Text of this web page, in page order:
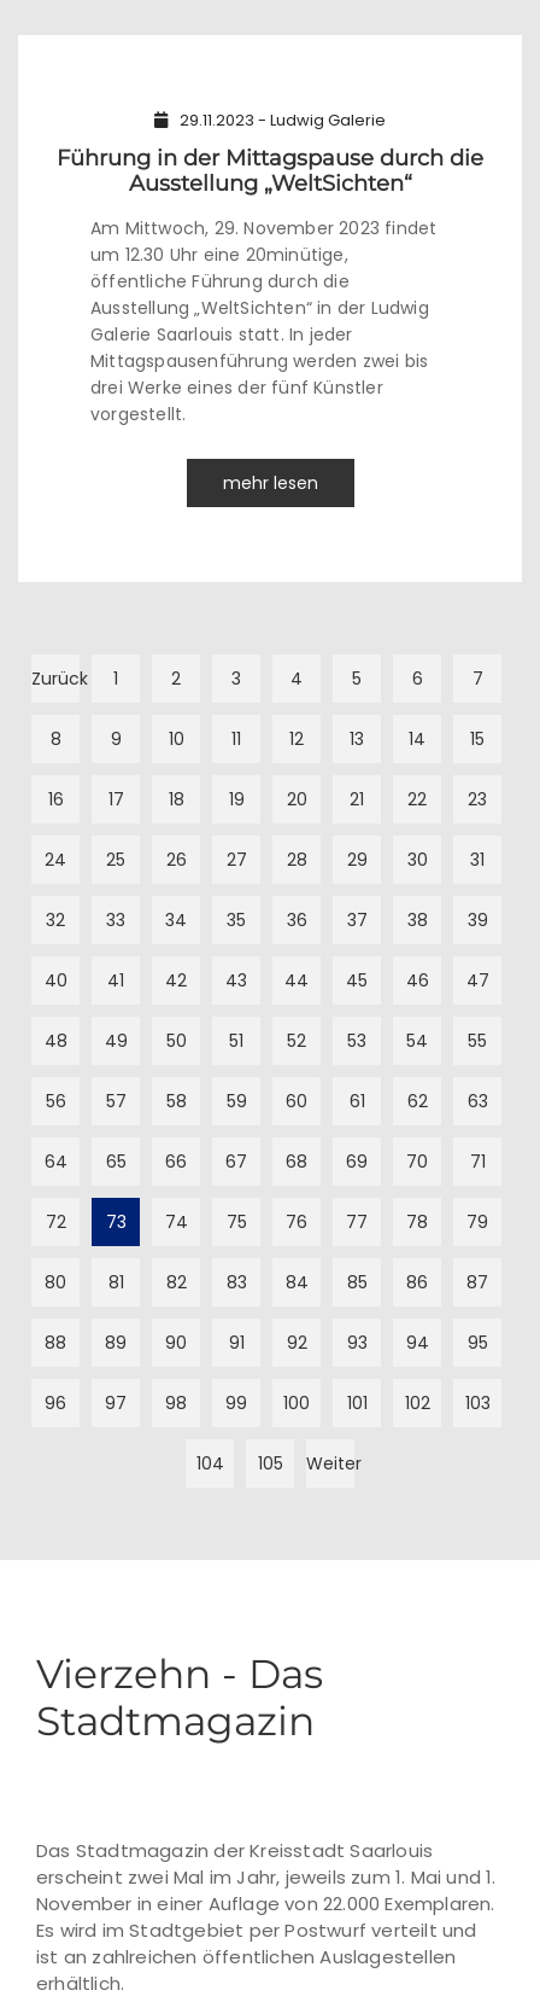
29.11.2023 - Ludwig Galerie
Führung in der Mittagspause durch die
Ausstellung „WeltSichten“
Am Mittwoch, 29. November 2023 findet
um 12.30 Uhr eine 20minütige,
öffentliche Führung durch die
Ausstellung „WeltSichten“ in der Ludwig
Galerie Saarlouis statt. In jeder
Mittagspausenführung werden zwei bis
drei Werke eines der fünf Künstler
vorgestellt.
mehr lesen
Zurück 1 2 3 4 5 6 7
8 9 10 11 12 13 14 15
16 17 18 19 20 21 22 23
24 25 26 27 28 29 30 31
32 33 34 35 36 37 38 39
40 41 42 43 44 45 46 47
48 49 50 51 52 53 54 55
56 57 58 59 60 61 62 63
64 65 66 67 68 69 70 71
72 73 74 75 76 77 78 79
80 81 82 83 84 85 86 87
88 89 90 91 92 93 94 95
96 97 98 99 100 101 102 103
104 105 Weiter
Vierzehn - Das
Stadtmagazin
Das Stadtmagazin der Kreisstadt Saarlouis
erscheint zwei Mal im Jahr, jeweils zum 1. Mai und 1.
November in einer Auflage von 22.000 Exemplaren.
Es wird im Stadtgebiet per Postwurf verteilt und
ist an zahlreichen öffentlichen Auslagestellen
erhältlich.